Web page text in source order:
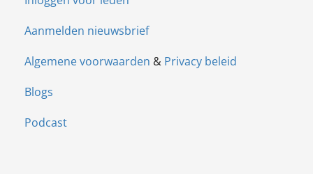
Aanmelden nieuwsbrief
Algemene voorwaarden & Privacy beleid
Blogs
Podcast